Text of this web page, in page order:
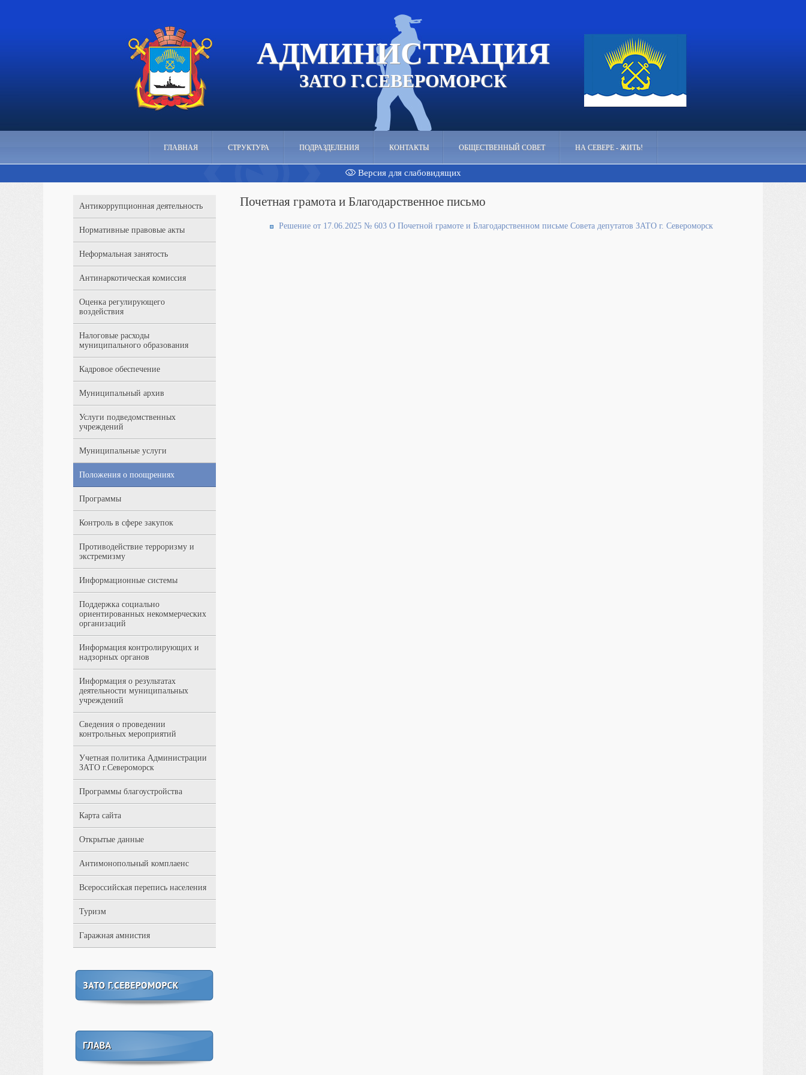
АДМИНИСТРАЦИЯ
ЗАТО Г.СЕВЕРОМОРСК
ГЛАВНАЯ СТРУКТУРА ПОДРАЗДЕЛЕНИЯ КОНТАКТЫ ОБЩЕСТВЕННЫЙ СОВЕТ НА СЕВЕРЕ - ЖИТЬ!
Версия для слабовидящих
Антикоррупционная деятельность
Нормативные правовые акты
Неформальная занятость
Антинаркотическая комиссия
Оценка регулирующего
воздействия
Налоговые расходы
муниципального образования
Кадровое обеспечение
Муниципальный архив
Услуги подведомственных
учреждений
Муниципальные услуги
Положения о поощрениях
Программы
Контроль в сфере закупок
Противодействие терроризму и
экстремизму
Информационные системы
Поддержка социально
ориентированных некоммерческих
организаций
Информация контролирующих и
надзорных органов
Информация о результатах
деятельности муниципальных
учреждений
Сведения о проведении
контрольных мероприятий
Учетная политика Администрации
ЗАТО г.Североморск
Программы благоустройства
Карта сайта
Открытые данные
Антимонопольный комплаенс
Всероссийская перепись населения
Туризм
Гаражная амнистия
Почетная грамота и Благодарственное письмо
Решение от 17.06.2025 № 603 О Почетной грамоте и Благодарственном письме Совета депутатов ЗАТО г. Североморск